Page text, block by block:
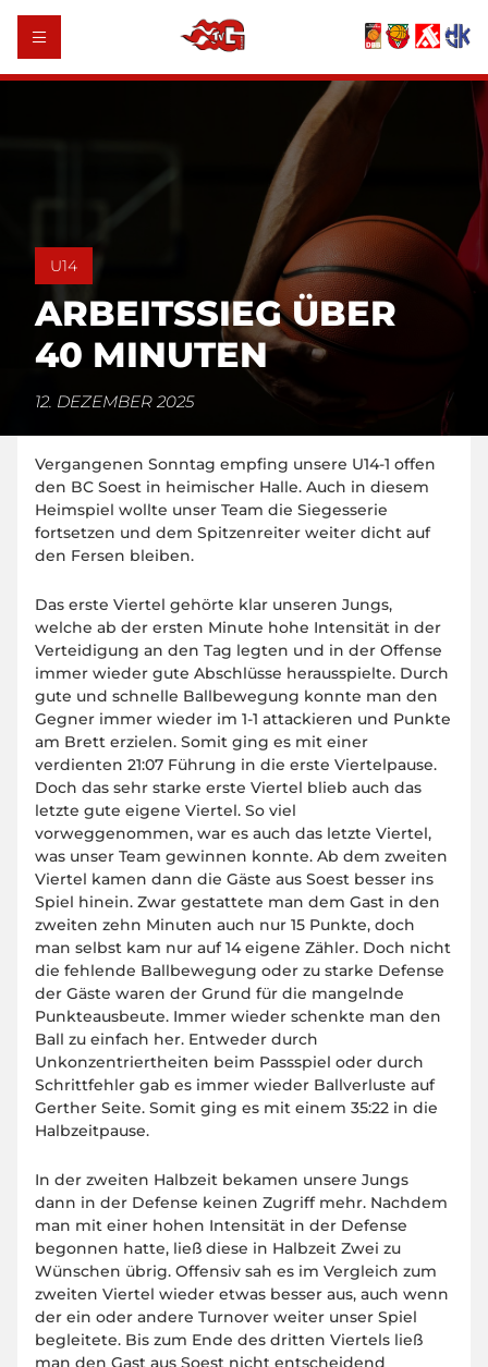
U14
ARBEITSSIEG ÜBER
40 MINUTEN
12. DEZEMBER 2025
Vergangenen Sonntag empfing unsere U14-1 offen
den BC Soest in heimischer Halle. Auch in diesem
Heimspiel wollte unser Team die Siegesserie
fortsetzen und dem Spitzenreiter weiter dicht auf
den Fersen bleiben.
Das erste Viertel gehörte klar unseren Jungs,
welche ab der ersten Minute hohe Intensität in der
Verteidigung an den Tag legten und in der Offense
immer wieder gute Abschlüsse herausspielte. Durch
gute und schnelle Ballbewegung konnte man den
Gegner immer wieder im 1-1 attackieren und Punkte
am Brett erzielen. Somit ging es mit einer
verdienten 21:07 Führung in die erste Viertelpause.
Doch das sehr starke erste Viertel blieb auch das
letzte gute eigene Viertel. So viel
vorweggenommen, war es auch das letzte Viertel,
was unser Team gewinnen konnte. Ab dem zweiten
Viertel kamen dann die Gäste aus Soest besser ins
Spiel hinein. Zwar gestattete man dem Gast in den
zweiten zehn Minuten auch nur 15 Punkte, doch
man selbst kam nur auf 14 eigene Zähler. Doch nicht
die fehlende Ballbewegung oder zu starke Defense
der Gäste waren der Grund für die mangelnde
Punkteausbeute. Immer wieder schenkte man den
Ball zu einfach her. Entweder durch
Unkonzentriertheiten beim Passspiel oder durch
Schrittfehler gab es immer wieder Ballverluste auf
Gerther Seite. Somit ging es mit einem 35:22 in die
Halbzeitpause.
In der zweiten Halbzeit bekamen unsere Jungs
dann in der Defense keinen Zugriff mehr. Nachdem
man mit einer hohen Intensität in der Defense
begonnen hatte, ließ diese in Halbzeit Zwei zu
Wünschen übrig. Offensiv sah es im Vergleich zum
zweiten Viertel wieder etwas besser aus, auch wenn
der ein oder andere Turnover weiter unser Spiel
begleitete. Bis zum Ende des dritten Viertels ließ
man den Gast aus Soest nicht entscheidend